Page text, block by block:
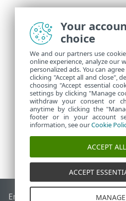
End of Life Base de
Your
choice
We and our partners use
online experience, analyze our
personalized ads. You can
clicking "Accept all and close",
choosing "Accept essential
settings by clicking "Manage
withdraw your consent or
anytime by clicking the
footer or in your account
information, see ourCookie
ACCEPT
ACCEPT